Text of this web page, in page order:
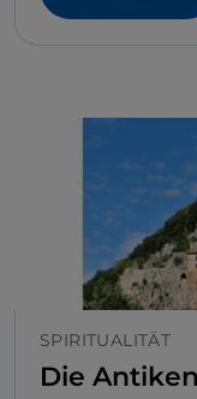
SPIRITUALITÄT
Die